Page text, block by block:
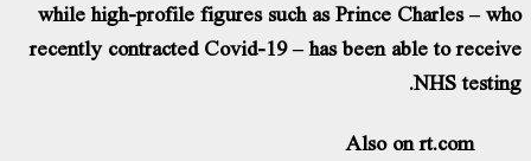
while high-profile figures such as Prince Charles –
recently contracted Covid-19 – has been able to
NHS
Also on rt.com